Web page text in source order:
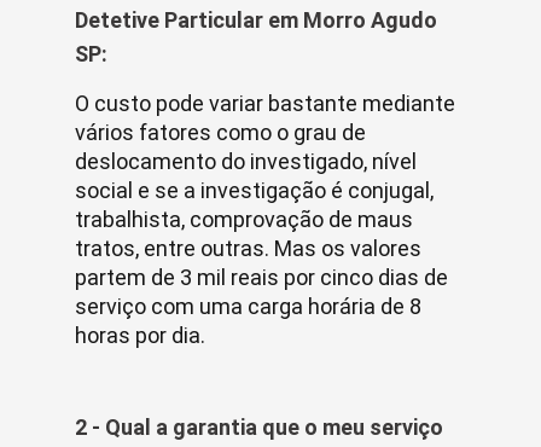
Detetive Particular em Morro Agudo
SP:
O custo pode variar bastante mediante
vários fatores como o grau de
deslocamento do investigado, nível
social e se a investigação é conjugal,
trabalhista, comprovação de maus
tratos, entre outras. Mas os valores
partem de 3 mil reais por cinco dias de
serviço com uma carga horária de 8
horas por dia.
2 - Qual a garantia que o meu serviço